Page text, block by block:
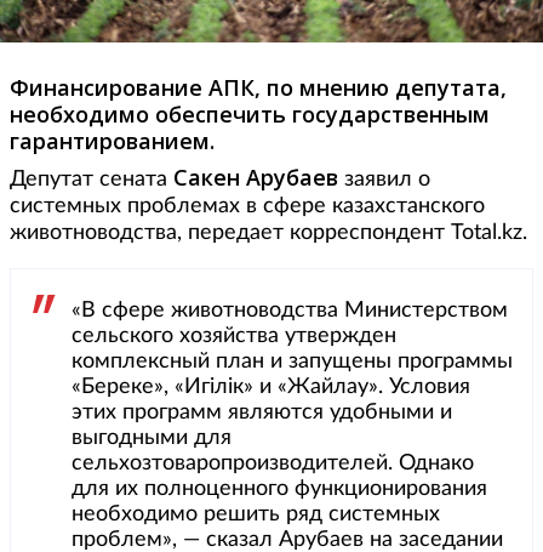
Финансирование АПК, по мнению депутата,
необходимо обеспечить государственным
гарантированием.
Депутат сената Сакен Арубаев заявил о
системных проблемах в сфере казахстанского
животноводства, передает корреспондент Total.kz.
«В сфере животноводства Министерством
сельского хозяйства утвержден
комплексный план и запущены программы
«Береке», «Игілік» и «Жайлау». Условия
этих программ являются удобными и
выгодными для
сельхозтоваропроизводителей. Однако
для их полноценного функционирования
необходимо решить ряд системных
проблем», — сказал Арубаев на заседании